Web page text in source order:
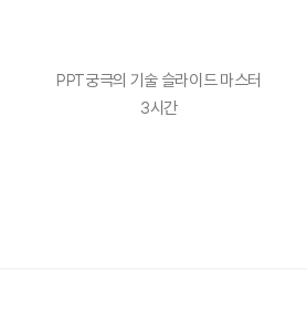
PPT궁극의 기술 슬라이드 마스터
3시간